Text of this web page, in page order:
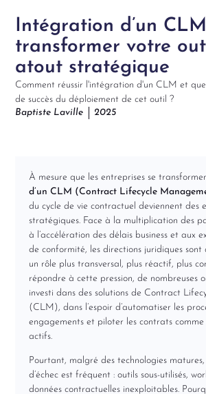
Intégration d’un
transformer votre
atout stratégique
Comment réussir l'intégration d'un CLM et
de succès du déploiement de cet outil ?
Baptiste Laville
2025
À mesure que les entreprises se
d’un CLM (Contract Lifecycle
du cycle de vie contractuel deviennent des
stratégiques. Face à la multiplication des
à l’accélération des délais business et aux
de conformité, les directions juridiques sont
un rôle plus transversal, plus réactif, plus
répondre à cette pression, de nombreuses
investi dans des solutions de Contract
(CLM), dans l’espoir d’automatiser les
engagements et piloter les contrats
actifs.
Pourtant, malgré des technologies
d’échec est fréquent : outils sous-utilisés,
données contractuelles inexploitables.